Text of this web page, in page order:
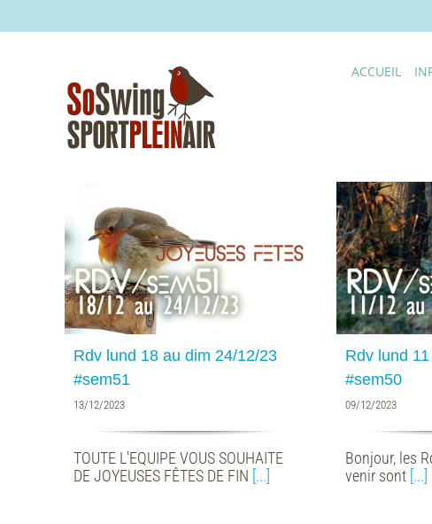
ACCUEIL
Rdv lund 18 au dim 24/12/23
#sem51
13/12/2023
TOUTE L'EQUIPE VOUS SOUHAITE
DE JOYEUSES FÊTES DE FIN [...]
Rdv lund 11 au dim 17/12/23
#sem50
Rdv lund
#sem50
09/12/2023
Bonjour, les
venir sont [...]
Rdv